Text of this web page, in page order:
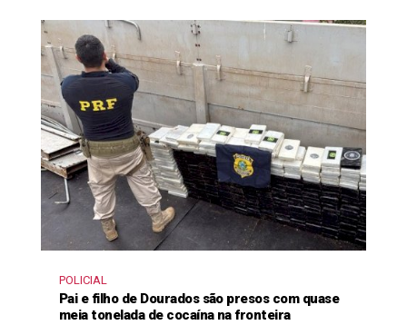
POLICIAL
Pai e filho de Dourados são presos com quase
meia tonelada de cocaína na fronteira